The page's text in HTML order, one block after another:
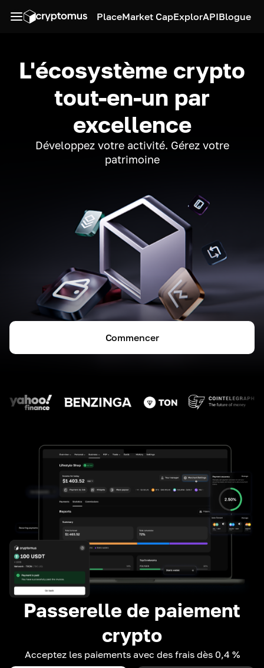
PlaceMarket CapExplorAPIBlogue
L'écosystème crypto
tout-en-un par
excellence
Développez votre activité. Gérez votre
patrimoine
Commencer
Passerelle de paiement
crypto
Acceptez les paiements avec des frais dès 0,4 %